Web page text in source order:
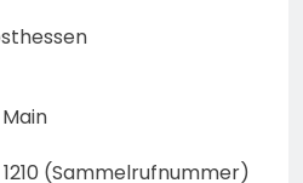
(Sammelrufnummer)